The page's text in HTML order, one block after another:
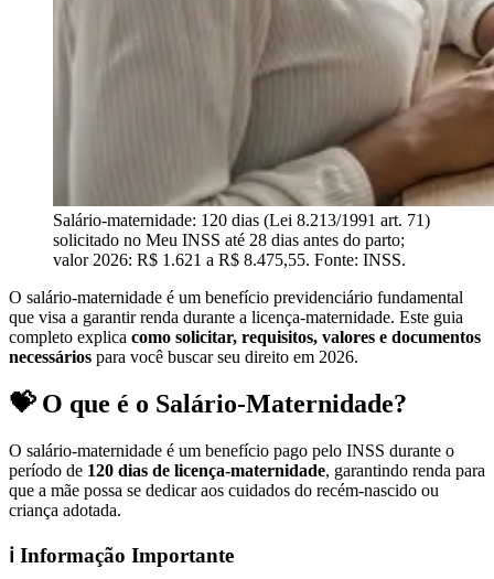
Salário-maternidade: 120 dias (Lei 8.213/1991 art. 71)
solicitado no Meu INSS até 28 dias antes do parto;
valor 2026: R$ 1.621 a R$ 8.475,55. Fonte: INSS.
O salário-maternidade é um benefício previdenciário fundamental
que visa a garantir renda durante a licença-maternidade. Este guia
completo explica como solicitar, requisitos, valores e documentos
necessários para você buscar seu direito em 2026.
💝 O que é o Salário-Maternidade?
O salário-maternidade é um benefício pago pelo INSS durante o
período de 120 dias de licença-maternidade, garantindo renda para
que a mãe possa se dedicar aos cuidados do recém-nascido ou
criança adotada.
ℹ️ Informação Importante